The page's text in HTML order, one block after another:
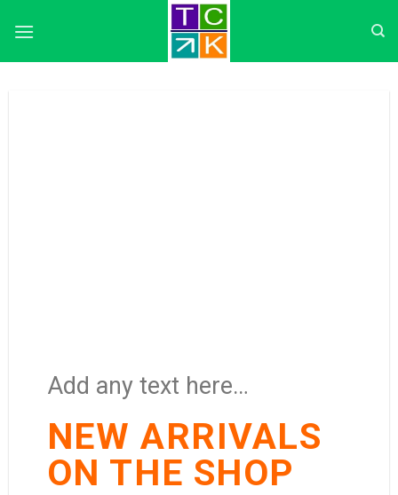
Add any text here…
NEW ARRIVALS
ON THE SHOP